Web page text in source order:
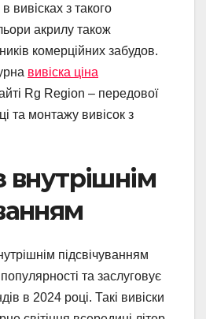
вивісках з такого
акрилу також
комерційних забудов.
вивіска ціна
Rg Region – передової
та монтажу вивісок з
внутрішнім
підсвічуванням
та заслуговує
в 2024 році. Такі вивіски